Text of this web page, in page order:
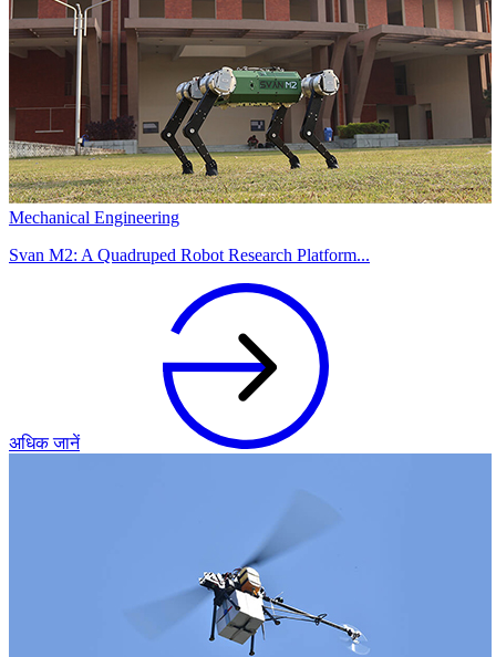
Mechanical Engineering
Svan M2: A Quadruped Robot Research Platform...
अधिक जानें